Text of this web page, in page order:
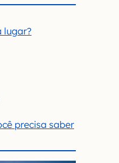
lugar?
precisa saber